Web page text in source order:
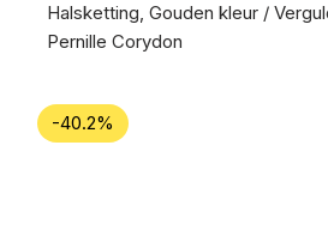
Halsketting, Gouden kleur /
Pernille Corydon
-40.2%